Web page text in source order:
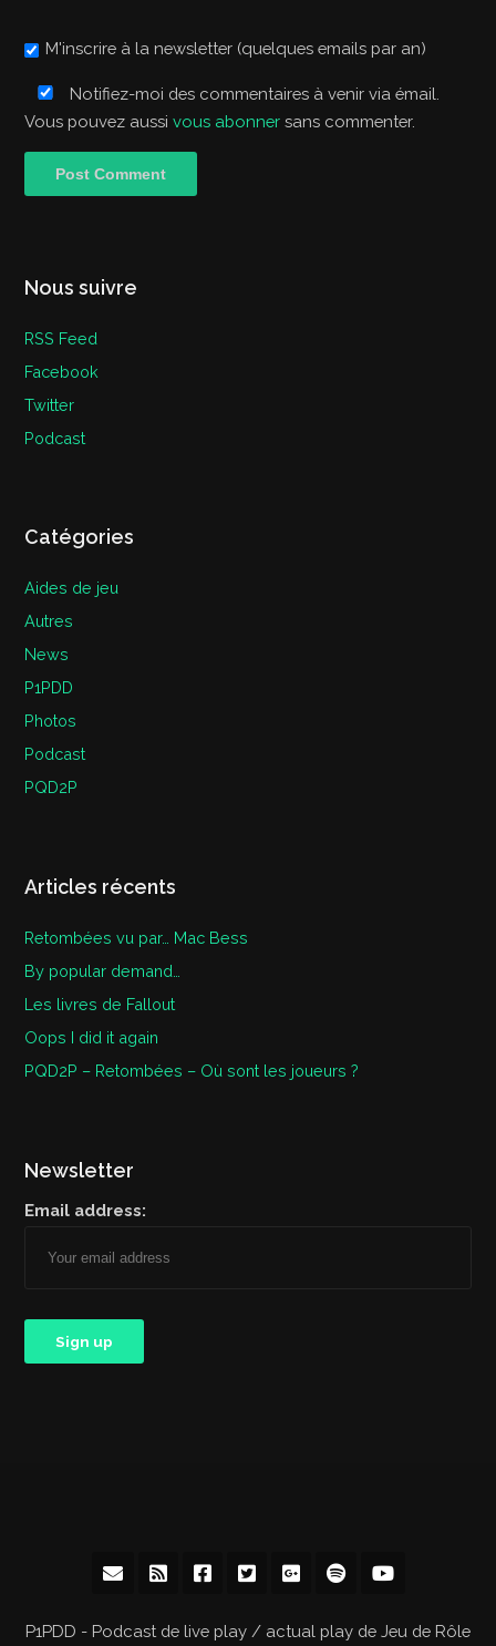
M'inscrire à la newsletter (quelques emails par an)
Notifiez-moi des commentaires à venir via émail.
Vous pouvez aussivous abonner sans commenter.
Nous suivre
RSS Feed
Facebook
Twitter
Podcast
Catégories
Aides de jeu
Autres
News
P1PDD
Photos
Podcast
PQD2P
Articles récents
Retombées vu par… Mac Bess
By popular demand…
Les livres de Fallout
Oops I did it again
PQD2P – Retombées – Où sont les joueurs ?
Newsletter
Email address:
P1PDD - Podcast de live play / actual play de Jeu de Rôle